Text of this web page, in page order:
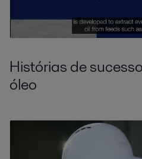
Histórias de
óleo